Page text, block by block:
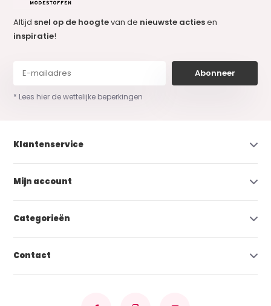
Altijd snel op de hoogtevan de nieuwste actiesen
inspiratie!
Abonneer
* Lees hier de wettelijke beperkingen
Klantenservice
Mijn account
Categorieën
Contact